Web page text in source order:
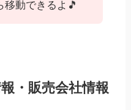
移動できるよ🎵
・販売会社情報